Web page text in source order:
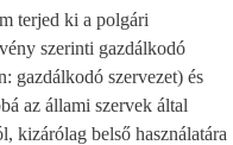
terjed ki a polgári
szerinti gazdálkodó
gazdálkodó szervezet) és
az állami szervek által
kizárólag belső használatára